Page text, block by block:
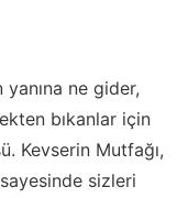
ne gider,
bıkanlar için
Kevserin Mutfağı,
sizleri